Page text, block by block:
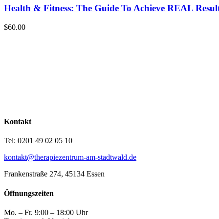
Health & Fitness: The Guide To Achieve REAL
$60.00
Kontakt
Tel: 0201 49 02 05 10
kontakt@therapiezentrum-am-stadtwald.de
Frankenstraße 274, 45134 Essen
Öffnungszeiten
Mo. – Fr. 9:00 – 18:00 Uhr